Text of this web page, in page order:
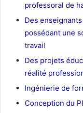
professoral de
Des
possédant une
travail
Des projets
réalité
Ingénierie de
Conception du